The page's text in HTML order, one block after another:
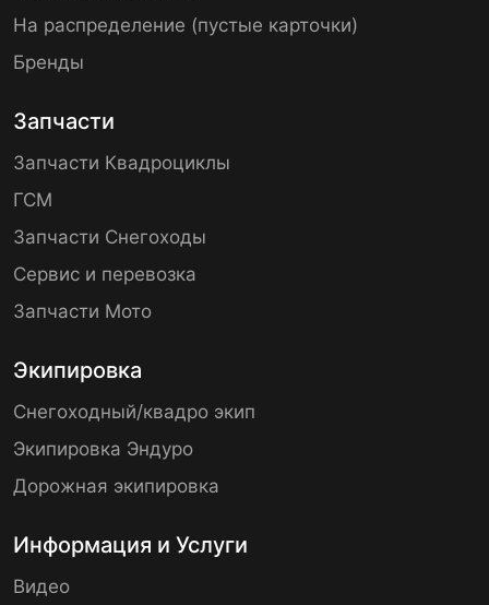
На распределение (пустые карточки)
Бренды
Запчасти
Запчасти Квадроциклы
ГСМ
Запчасти Снегоходы
Сервис и перевозка
Запчасти Мото
Экипировка
Снегоходный/квадро экип
Экипировка Эндуро
Дорожная экипировка
Информация и Услуги
Видео